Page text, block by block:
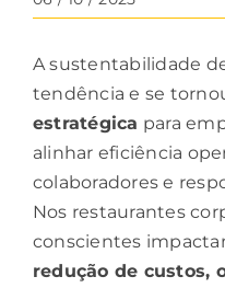
Asustentabilidade
tendência e se
estratégica para
alinhar eficiência
colaboradores e
Nos restaurantes
conscientes
redução de custos,